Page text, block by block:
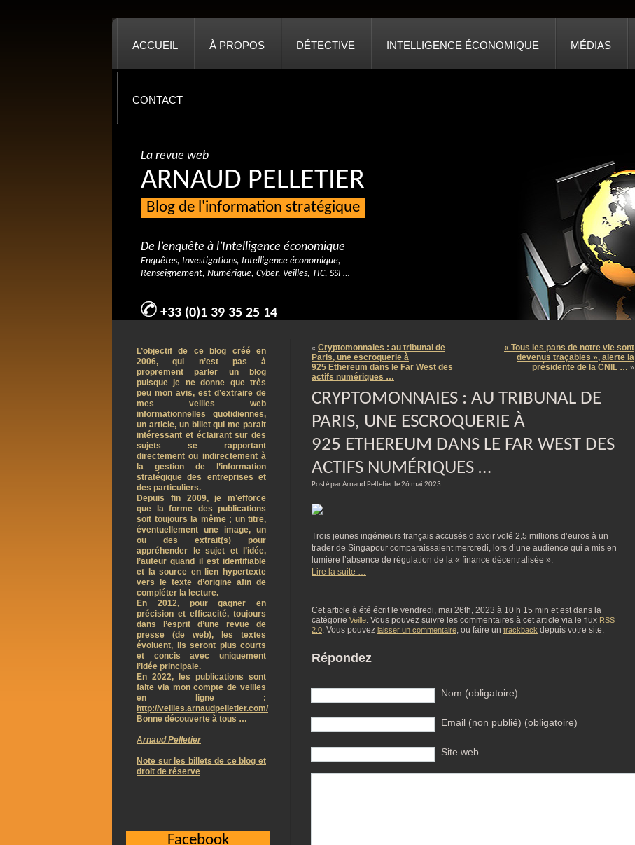
ACCUEIL À PROPOS DÉTECTIVE INTELLIGENCE ÉCONOMIQUE MÉDIAS
CONTACT
La revue web
ARNAUD PELLETIER
Blog de l'information stratégique
De l’enquête à l’Intelligence économique
Enquêtes, Investigations, Intelligence économique,
Renseignement, Numérique, Cyber, Veilles, TIC, SSI …
+33 (0)1 39 35 25 14
« Cryptomonnaies : au tribunal de
Paris, une escroquerie à
925 Ethereum dans le Far West des
actifs numériques …
« Tous les pans de notre vie sont
devenus traçables », alerte la
présidente de la CNIL … »
CRYPTOMONNAIES : AU TRIBUNAL DE
PARIS, UNE ESCROQUERIE À
925 ETHEREUM DANS LE FAR WEST DES
ACTIFS NUMÉRIQUES …
Posté par Arnaud Pelletier le 26 mai 2023
Trois jeunes ingénieurs français accusés d’avoir volé 2,5 millions d’euros à un
trader de Singapour comparaissaient mercredi, lors d’une audience qui a mis en
lumière l’absence de régulation de la « finance décentralisée ».
Lire la suite …
Cet article à été écrit le vendredi, mai 26th, 2023 à 10 h 15 min et est dans la
catégorie Veille. Vous pouvez suivre les commentaires à cet article via le flux RSS
2.0. Vous pouvez laisser un commentaire, ou faire un trackback depuis votre site.
Répondez
Nom (obligatoire)
Email (non publié) (obligatoire)
Site web
L’objectif de ce blog créé en
2006, qui n’est pas à
proprement parler un blog
puisque je ne donne que très
peu mon avis, est d’extraire de
mes veilles web
informationnelles quotidiennes,
un article, un billet qui me parait
intéressant et éclairant sur des
sujets se rapportant
directement ou indirectement à
la gestion de l’information
stratégique des entreprises et
des particuliers.
Depuis fin 2009, je m’efforce
que la forme des publications
soit toujours la même ; un titre,
éventuellement une image, un
ou des extrait(s) pour
appréhender le sujet et l’idée,
l’auteur quand il est identifiable
et la source en lien hypertexte
vers le texte d’origine afin de
compléter la lecture.
En 2012, pour gagner en
précision et efficacité, toujours
dans l’esprit d’une revue de
presse (de web), les textes
évoluent, ils seront plus courts
et concis avec uniquement
l’idée principale.
En 2022, les publications sont
faite via mon compte de veilles
en ligne :
http://veilles.arnaudpelletier.com/
Bonne découverte à tous …
Arnaud Pelletier
Note sur les billets de ce blog et
droit de réserve
Facebook